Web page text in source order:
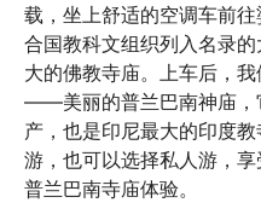
载，坐上舒适的空调车前
合国教科文组织列入名录
大的佛教寺庙。上车后，
——美丽的普兰巴南神庙，
产，也是印尼最大的印度
游，也可以选择私人游，
普兰巴南寺庙体验。